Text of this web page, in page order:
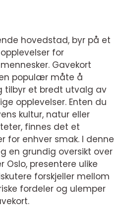
hovedstad, byr på et
for
Gavekort
populær måte å
tilbyr et bredt utvalg av
opplevelser. Enten du
kultur, natur eller
finnes det et
for enhver smak. I denne
en grundig oversikt over
Oslo, presentere ulike
forskjeller mellom
fordeler og ulemper